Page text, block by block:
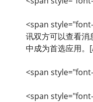
<span
讯双方可以查看
中成为首选应用
<span
<span